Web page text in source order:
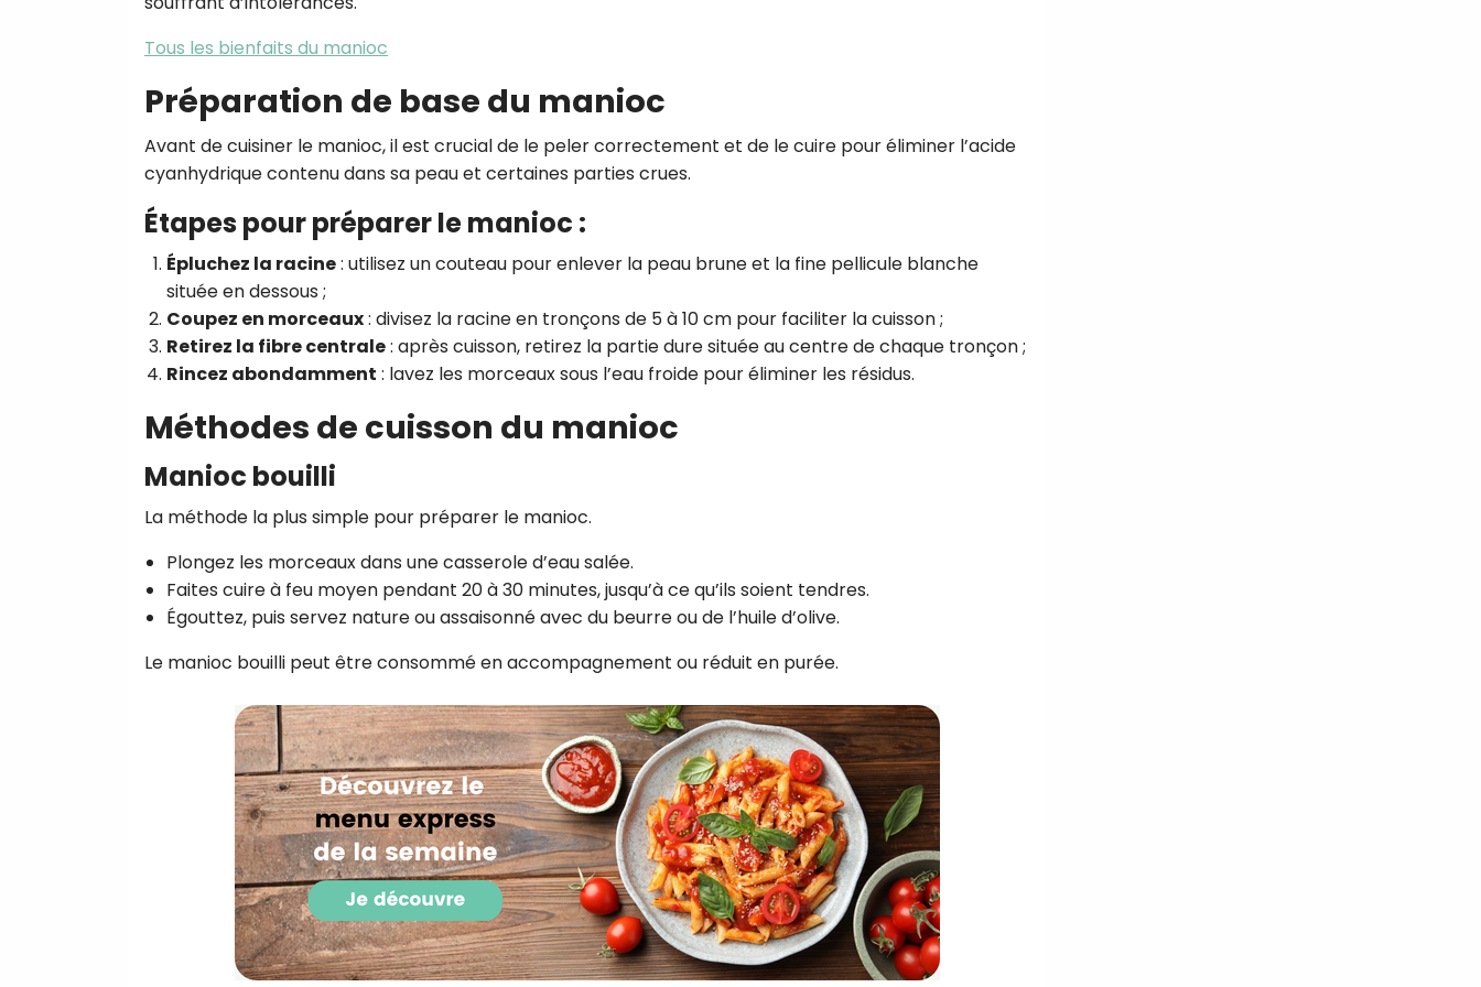
Tous les bienfaits du manioc
Préparation de base du manioc
Avant de cuisiner le manioc, il est crucial de le peler correctement et de le cuire pour éliminer l’acide
cyanhydrique contenu dans sa peau et certaines parties crues.
Étapes pour préparer le manioc :
Épluchez la racine: utilisez un couteau pour enlever la peau brune et la fine pellicule blanche
située en dessous ;
Coupez en morceaux: divisez la racine en tronçons de 5 à 10 cm pour faciliter la cuisson ;
Retirez la fibre centrale: après cuisson, retirez la partie dure située au centre de chaque tronçon ;
Rincez abondamment : lavez les morceaux sous l’eau froide pour éliminer les résidus.
Méthodes de cuisson du manioc
Manioc bouilli
La méthode la plus simple pour préparer le manioc.
Plongez les morceaux dans une casserole d’eau salée.
Faites cuire à feu moyen pendant 20 à 30 minutes, jusqu’à ce qu’ils soient tendres.
Égouttez, puis servez nature ou assaisonné avec du beurre ou de l’huile d’olive.
Le manioc bouilli peut être consommé en accompagnement ou réduit en purée.